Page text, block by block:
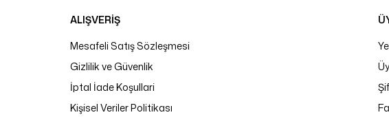
ALIŞVERİŞ
Mesafeli Satış Sözleşmesi
Gizlilik ve Güvenlik
İptal İade Koşullari
Kişisel Veriler Politikası